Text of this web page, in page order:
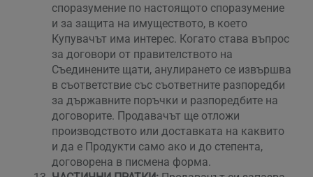
споразумение по настоящото споразумение
и за защита на имуществото, в което
Купувачът има интерес. Когато става въпрос
за договори от правителството на
Съединените щати, анулирането се извършва
в съответствие със съответните разпоредби
за държавните поръчки и разпоредбите на
договорите. Продавачът ще отложи
производството или доставката на каквито
и да е Продукти само ако и до степента,
договорена в писмена форма.